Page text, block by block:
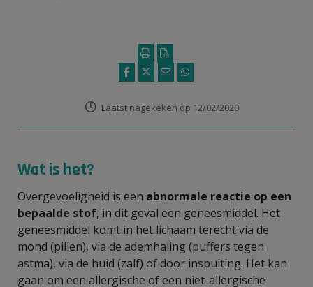
Laatst nagekeken op 12/02/2020
Wat is het?
Overgevoeligheid is een abnormale reactie op een
bepaalde stof, in dit geval een geneesmiddel. Het
geneesmiddel komt in het lichaam terecht via de
mond (pillen), via de ademhaling (puffers tegen
astma), via de huid (zalf) of door inspuiting. Het kan
gaan om een allergische of een niet-allergische